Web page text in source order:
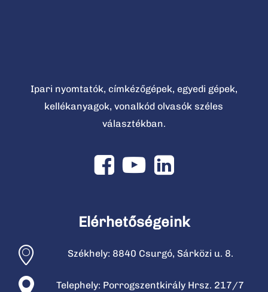
Ipari nyomtatók, címkézőgépek, egyedi gépek,
kellékanyagok, vonalkód olvasók széles
választékban.
Elérhetőségeink
Székhely: 8840 Csurgó, Sárközi u. 8.
Telephely: Porrogszentkirály Hrsz. 217/7